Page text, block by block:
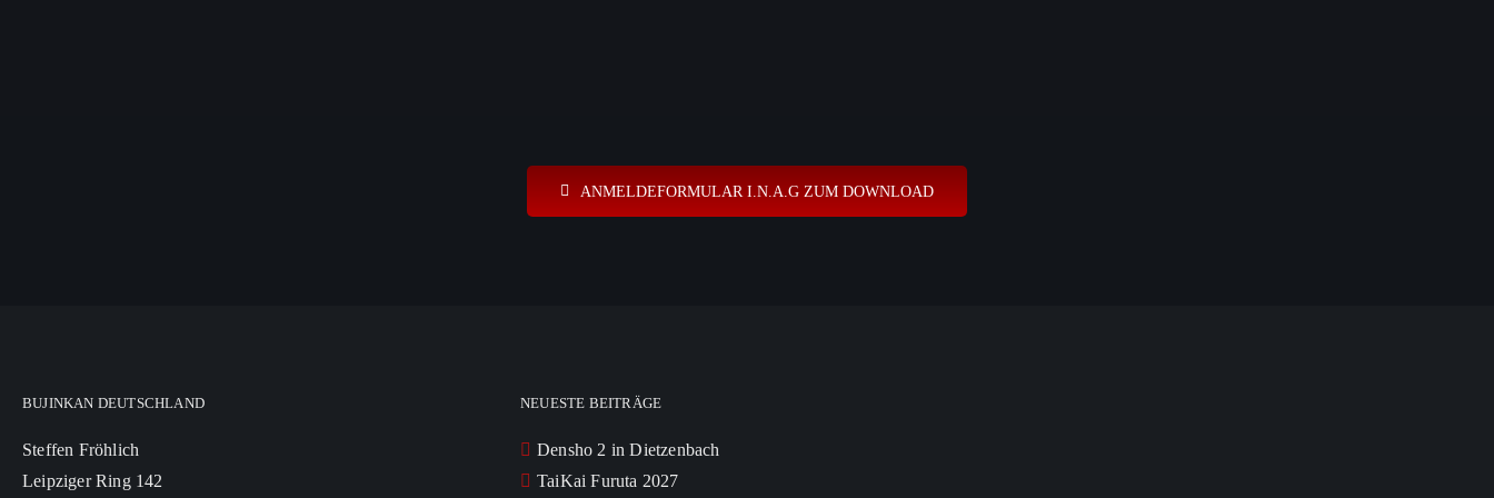
ANMELDEFORMULAR I.N.A.G ZUM DOWNLOAD
BUJINKAN DEUTSCHLAND
Steffen Fröhlich
Leipziger Ring 142
NEUESTE BEITRÄGE
Densho 2 in Dietzenbach
TaiKai Furuta 2027